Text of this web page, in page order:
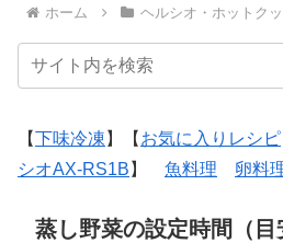
ホーム ヘルシオ・ホットク
【下味冷凍 】【 お気に入りレシピ
シオAX-RS1B 】 魚料理 卵料
蒸し野菜の設定時間（